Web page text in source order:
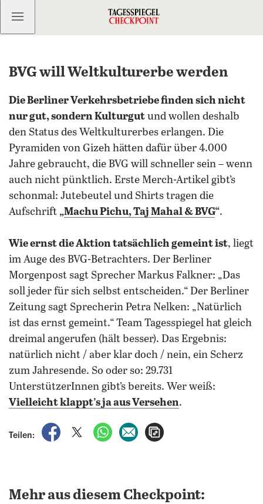
Kostenlos anmelden
BVG will Weltkulturerbe werden
Die Berliner Verkehrsbetriebe finden sich nicht
nur gut, sondern Kulturgut und wollen deshalb
den Status des Weltkulturerbes erlangen. Die
Pyramiden von Gizeh hätten dafür über 4.000
Jahre gebraucht, die BVG will schneller sein – wenn
auch nicht pünktlich. Erste Merch-Artikel gibt’s
schonmal: Jutebeutel und Shirts tragen die
Aufschrift „Machu Pichu, Taj Mahal & BVG“.
Wie ernst die Aktion tatsächlich gemeint ist, liegt
im Auge des BVG-Betrachters. Der Berliner
Morgenpost sagt Sprecher Markus Falkner: „Das
soll jeder für sich selbst entscheiden.“ Der Berliner
Zeitung sagt Sprecherin Petra Nelken: „Natürlich
ist das ernst gemeint.“ Team Tagesspiegel hat gleich
dreimal angerufen (hält besser). Das Ergebnis:
natürlich nicht / aber klar doch / nein, ein Scherz
zum Jahresende. So oder so: 29.731
UnterstützerInnen gibt’s bereits. Wer weiß:
Vielleicht klappt’s ja aus Versehen.
Teilen:
auf Facebook teilen
auf X teilenper WhatsApp teilen
per E-Mail teilen
Mehr aus diesem Checkpoint: